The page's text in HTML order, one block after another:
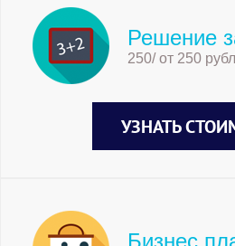
Решение
250/ от 250
УЗНАТЬ
Бизнес